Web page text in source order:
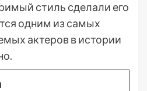
стиль сделали его
одним из самых
актеров в истории